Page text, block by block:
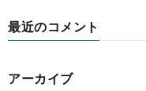
最近のコメント
アーカイブ